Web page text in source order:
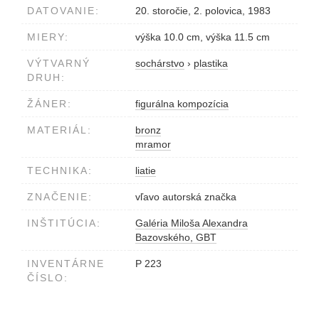
DATOVANIE: 20. storočie, 2. polovica, 1983
MIERY: výška 10.0 cm, výška 11.5 cm
VÝTVARNÝ
DRUH:
sochárstvo › plastika
ŽÁNER: figurálna kompozícia
MATERIÁL:
bronz
mramor
TECHNIKA: liatie
ZNAČENIE: vľavo autorská značka
INŠTITÚCIA:
Galéria Miloša Alexandra
Bazovského, GBT
INVENTÁRNE
ČÍSLO:
P 223